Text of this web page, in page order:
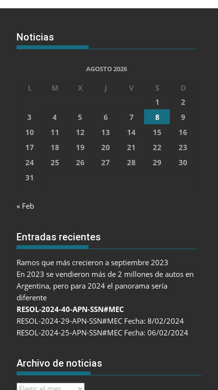
Noticias
AGOSTO 2026
L M X J V S
D
1
2
3
4 5 6 7 8
9
10
11 12 13 14 15
16
17
18 19 20 21 22
23
24
25 26 27 28 29
30
31
« Feb
Entradas recientes
Ramos que más crecieron a septiembre 2023
En 2023 se vendieron más de 2 millones de autos en
Argentina, pero para 2024 el panorama sería
diferente
RESOL-2024-40-APN-SSN#MEC
RESOL-2024-29-APN-SSN#MEC Fecha: 8/02/2024
RESOL-2024-25-APN-SSN#MEC Fecha: 06/02/2024
Archivo de noticias